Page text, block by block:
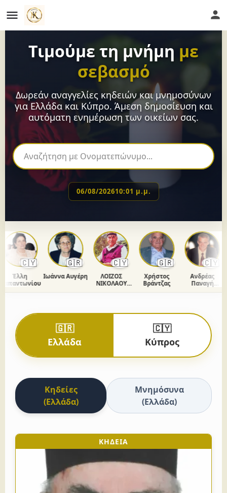
Τιμούμε τη μνήμη με
σεβασμό
Δωρεάν αναγγελίες κηδειών και μνημοσύνων
για Ελλάδα και Κύπρο. Άμεση δημοσίευση και
αυτόματη ενημέρωση των οικείων σας.
06/08/202610:01 μ.μ.
🇨🇾
Έλλη
🇬🇷
Ιωάννα Αυγέρη
🇨🇾
ΛΟΙΖΟΣ
ΝΙΚΟΛΑΟΥ
🇬🇷
Χρήστος
Βράντζας
🇨🇾
Ανδρέας
Παναγή
🇬🇷
Ελλάδα
🇨🇾
Κύπρος
Κηδείες
(Ελλάδα)
Μνημόσυνα
(Ελλάδα)
ΚΗΔΕΙΑ